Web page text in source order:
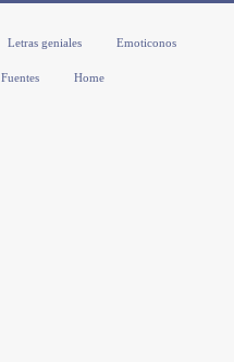
Letras geniales Emoticonos
Fuentes Home